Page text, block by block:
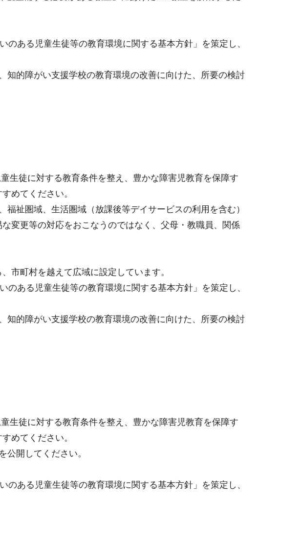
ある児童生徒等の教育環境に関する基本方針」を策定し、
知的障がい支援学校の教育環境の改善に向けた、所要の検討
生徒に対する教育条件を整え、豊かな障害児教育を保障す
めてください。
祉圏域、生活圏域（放課後等デイサービスの利用を含む）
変更等の対応をおこなうのではなく、父母・教職員、関係
市町村を越えて広域に設定しています。
ある児童生徒等の教育環境に関する基本方針」を策定し、
知的障がい支援学校の教育環境の改善に向けた、所要の検討
生徒に対する教育条件を整え、豊かな障害児教育を保障す
めてください。
公開してください。
ある児童生徒等の教育環境に関する基本方針」を策定し、